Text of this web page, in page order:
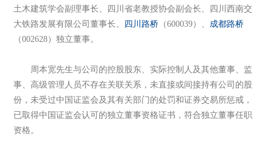
土木建筑学会副理事长、四川省老教授协会副会长、四川西南交
大铁路发展有限公司董事长、
四川路桥 （600039）、 成都路桥
（002628）独立董事。
周本宽先生与公司的控股股东、实际控制人及其他董事、监
事、高级管理人员不存在关联关系，未直接或间接持有公司的股
份，未受过中国证监会及其有关部门的处罚和证券交易所惩戒，
已取得中国证监会认可的独立董事资格证书，符合独立董事任职
资格。